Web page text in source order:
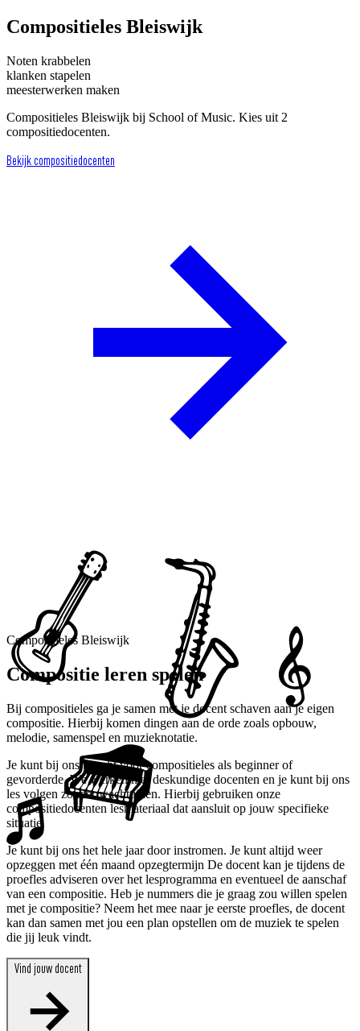
Compositieles Bleiswijk
Noten krabbelen
klanken stapelen
meesterwerken maken
Compositieles Bleiswijk bij School of Music. Kies uit 2
compositiedocenten.
Bekijk compositiedocenten
Compositieles Bleiswijk
Compositie leren spelen
Bij compositieles ga je samen met je docent schaven aan je eigen
compositie. Hierbij komen dingen aan de orde zoals opbouw,
melodie, samenspel en muzieknotatie.
Je kunt bij ons terecht voor compositieles als beginner of
gevorderde. We werken met deskundige docenten en je kunt bij ons
les volgen zonder wachttijden. Hierbij gebruiken onze
compositiedocenten lesmateriaal dat aansluit op jouw specifieke
situatie.
Je kunt bij ons het hele jaar door instromen. Je kunt altijd weer
opzeggen met één maand opzegtermijn De docent kan je tijdens de
proefles adviseren over het lesprogramma en eventueel de aanschaf
van een compositie. Heb je nummers die je graag zou willen spelen
met je compositie? Neem het mee naar je eerste proefles, de docent
kan dan samen met jou een plan opstellen om de muziek te spelen
die jij leuk vindt.
Vind jouw docent